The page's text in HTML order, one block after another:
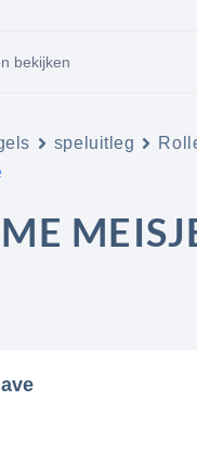
bekijken
speluitleg